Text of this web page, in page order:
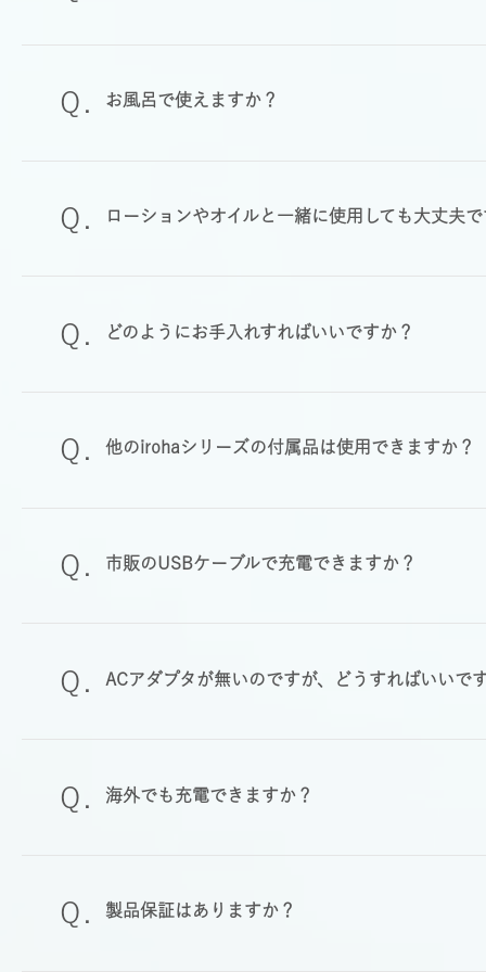
お風呂で使えますか？
ローションやオイルと一緒に使用しても大丈夫
どのようにお手入れすればいいですか？
他のirohaシリーズの付属品は使用できますか？
市販のUSBケーブルで充電できますか？
ACアダプタが無いのですが、どうすればいいで
海外でも充電できますか？
製品保証はありますか？